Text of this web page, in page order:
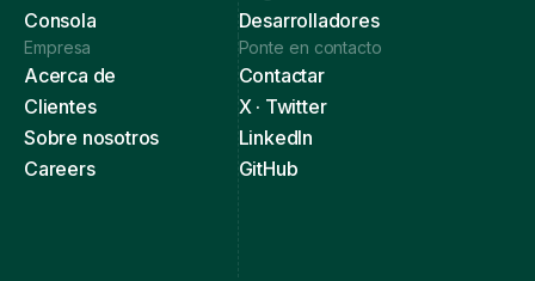
Consola
Desarrolladores
Empresa
Acerca de
Clientes
Sobre nosotros
Careers
Ponte en contacto
Contactar
X · Twitter
LinkedIn
GitHub